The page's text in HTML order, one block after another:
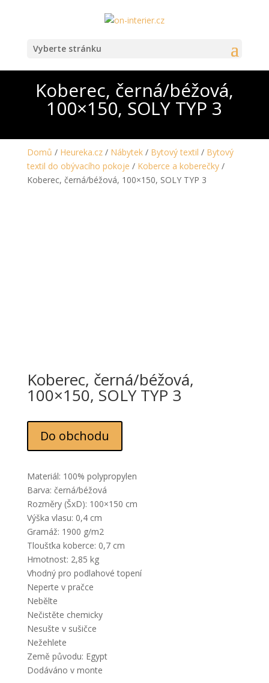
Vyberte stránku
Koberec, černá/béžová,
100×150, SOLY TYP 3
Domů / Heureka.cz/ Nábytek/ Bytový textil / Bytový
textil do obývacího pokoje / Koberce a koberečky/
Koberec, černá/béžová, 100×150, SOLY TYP 3
Koberec, černá/béžová,
100×150, SOLY TYP 3
Do obchodu
Materiál: 100% polypropylen
Barva: černá/béžová
Rozměry (ŠxD): 100×150 cm
Výška vlasu: 0,4 cm
Gramáž: 1900 g/m2
Tloušťka koberce: 0,7 cm
Hmotnost: 2,85 kg
Vhodný pro podlahové topení
Neperte v pračce
Nebělte
Nečistěte chemicky
Nesušte v sušičce
Nežehlete
Země původu: Egypt
Dodáváno v monte